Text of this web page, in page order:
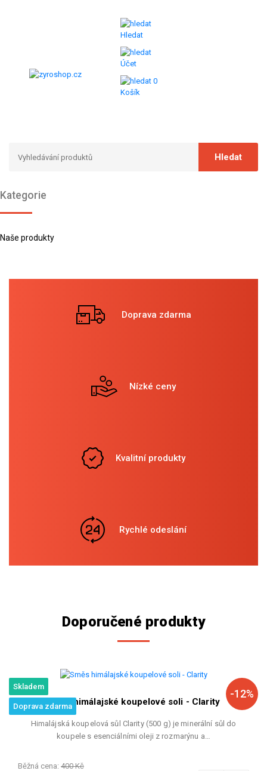
Hledat
Účet
0
Košík
Kategorie
Naše produkty
Doprava zdarma
Nízké ceny
Kvalitní produkty
Rychlé odeslání
Doporučené produkty
Skladem
Doprava zdarma
-12%
Směs himálajské koupelové soli - Clarity
Himalájská koupelová sůl Clarity (500 g) je minerální sůl do
koupele s esenciálními oleji z rozmarýnu a…
Běžná cena: 400 Kč